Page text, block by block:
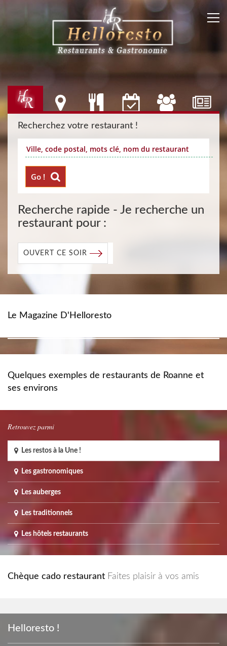
Recherchez votre restaurant !
Go !
Recherche rapide - Je recherche un
restaurant pour :
OUVERT CE SOIR
Le Magazine D'Helloresto
Quelques exemples de restaurants de Roanne et
ses environs
Retrouvez parmi
Les restos à la Une !
Les gastronomiques
Les auberges
Les traditionnels
Les hôtels restaurants
Chèque cado restaurant Faites plaisir à vos amis
Helloresto !